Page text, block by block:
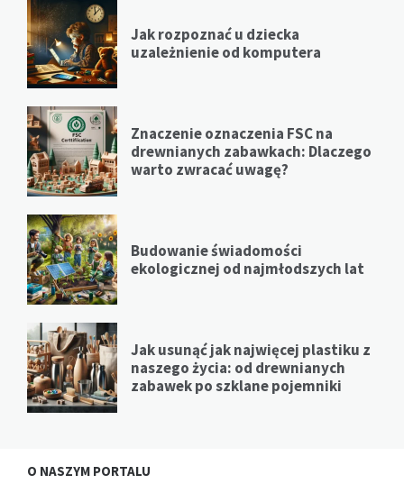
Jak rozpoznać u dziecka
uzależnienie od komputera
Znaczenie oznaczenia FSC na
drewnianych zabawkach: Dlaczego
warto zwracać uwagę?
Budowanie świadomości
ekologicznej od najmłodszych lat
Jak usunąć jak najwięcej plastiku z
naszego życia: od drewnianych
zabawek po szklane pojemniki
O NASZYM PORTALU